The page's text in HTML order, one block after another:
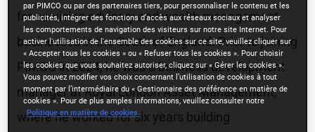
for servicing advisory and wealth management
businesses in the South of England. Prior to joining
PIMCO in 2024, he was a business development
manager at Royal London Asset Management,
where he worked for six years building
par PIMCO ou par des partenaires tiers, pour personnaliser le contenu et les
publicités, intégrer des fonctions d’accès aux réseaux sociaux et analyser
les comportements de navigation des visiteurs sur notre site Internet. Pour
activer l'utilisation de l'ensemble des cookies sur ce site, veuillez cliquer sur
« Accepter tous les cookies » ou « Refuser tous les cookies ». Pour choisir
les cookies que vous souhaitez autoriser, cliquez sur « Gérer les cookies ».
Vous pouvez modifier vos choix concernant l’utilisation de cookies à tout
moment par l’intermédiaire du « Gestionnaire des préférence en matière de
cookies ». Pour de plus amples informations, veuillez consulter notre
Politique en matière de cookies.